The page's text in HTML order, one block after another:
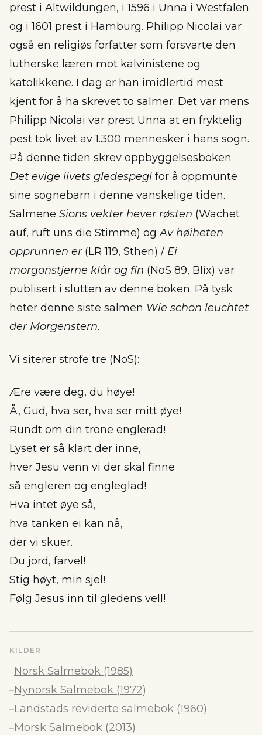
prest i Altwildungen, i 1596 i Unna i Westfalen
og i 1601 prest i Hamburg. Philipp Nicolai var
også en religiøs forfatter som forsvarte den
lutherske læren mot kalvinistene og
katolikkene. I dag er han imidlertid mest
kjent for å ha skrevet to salmer. Det var mens
Philipp Nicolai var prest Unna at en fryktelig
pest tok livet av 1.300 mennesker i hans sogn.
På denne tiden skrev oppbyggelsesboken
Det evige livets gledespegl for å oppmunte
sine sognebarn i denne vanskelige tiden.
Salmene Sions vekter hever røsten (Wachet
auf, ruft uns die Stimme) ogAv høiheten
opprunnen er(LR 119, Sthen) / Ei
morgonstjerne klår og fin (NoS 89, Blix) var
publisert i slutten av denne boken. På tysk
heter denne siste salmen Wie schön leuchtet
der Morgenstern.
Vi siterer strofe tre (NoS):
Ære være deg, du høye!
Å, Gud, hva ser, hva ser mitt øye!
Rundt om din trone englerad!
Lyset er så klart der inne,
hver Jesu venn vi der skal finne
så engleren og engleglad!
Hva intet øye så,
hva tanken ei kan nå,
der vi skuer.
Du jord, farvel!
Stig høyt, min sjel!
Følg Jesus inn til gledens vell!
KILDER
–Norsk Salmebok (1985)
–Nynorsk Salmebok (1972)
–Landstads reviderte salmebok (1960)
–Morsk Salmebok (2013)